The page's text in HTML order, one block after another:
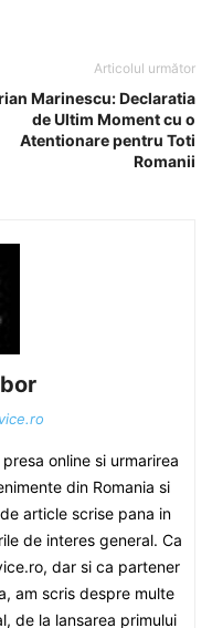
Articolul următor
Marinescu: Declaratia
de Ultim Moment cu o
Atentionare pentru Toti
Romanii
online si urmarirea
din Romania si
article scrise pana in
de interes general. Ca
dar si ca partener
am scris despre multe
de la lansarea primului